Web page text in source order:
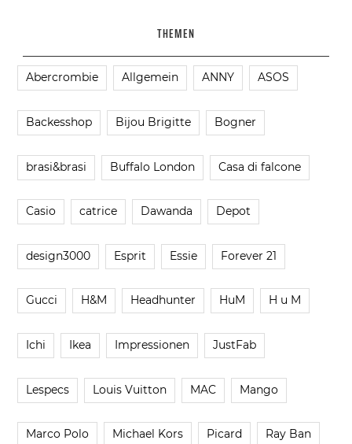
THEMEN
Abercrombie Allgemein ANNY ASOS
Backesshop Bijou Brigitte Bogner
brasi&brasi Buffalo London Casa di falcone
Casio catrice Dawanda Depot
design3000 Esprit Essie Forever 21
Gucci H&M Headhunter HuM H u M
Ichi Ikea Impressionen JustFab
Lespecs Louis Vuitton MAC Mango
Marco Polo Michael Kors Picard Ray Ban